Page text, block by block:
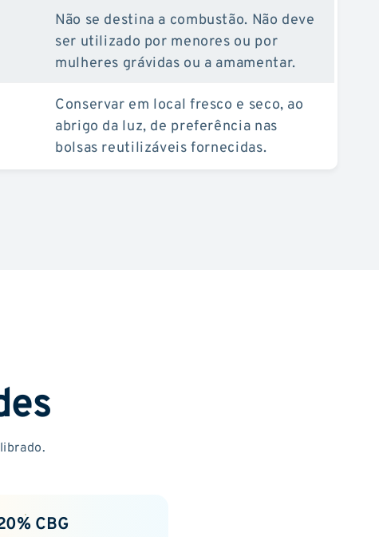
Não se destina a combustão. Não deve
ser utilizado por menores ou por
mulheres grávidas ou a amamentar.
Conservar em local fresco e seco, ao
abrigo da luz, de preferência nas
bolsas reutilizáveis fornecidas.
CBG